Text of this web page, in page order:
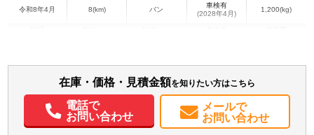
令和8年4月 8(km) バン
車検有
(2028年4月)
1,200(kg)
在庫・価格・見積金額を知りたい方はこちら
電話で
お問い合わせ
メールで
お問い合わせ